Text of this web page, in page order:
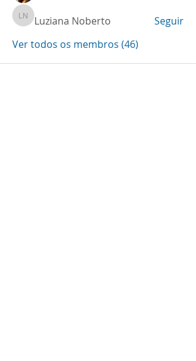
Luziana Noberto
Luziana Noberto
Seguir
Ver todos os membros (46)